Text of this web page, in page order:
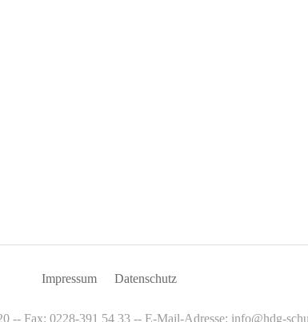
Impressum Datenschutz
-- Fax: 0228-391 54 33 -- E-Mail-Adresse: info@hdg-